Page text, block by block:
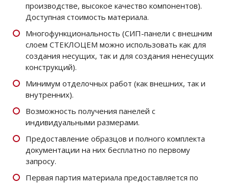
производстве, высокое качество компонентов).
Доступная стоимость материала.
Многофункциональность (СИП-панели с внешним
слоем СТЕКЛОЦЕМ можно использовать как для
создания несущих, так и для создания ненесущих
конструкций).
Минимум отделочных работ (как внешних, так и
внутренних).
Возможность получения панелей с
индивидуальными размерами.
Предоставление образцов и полного комплекта
документации на них бесплатно по первому
запросу.
Первая партия материала предоставляется по